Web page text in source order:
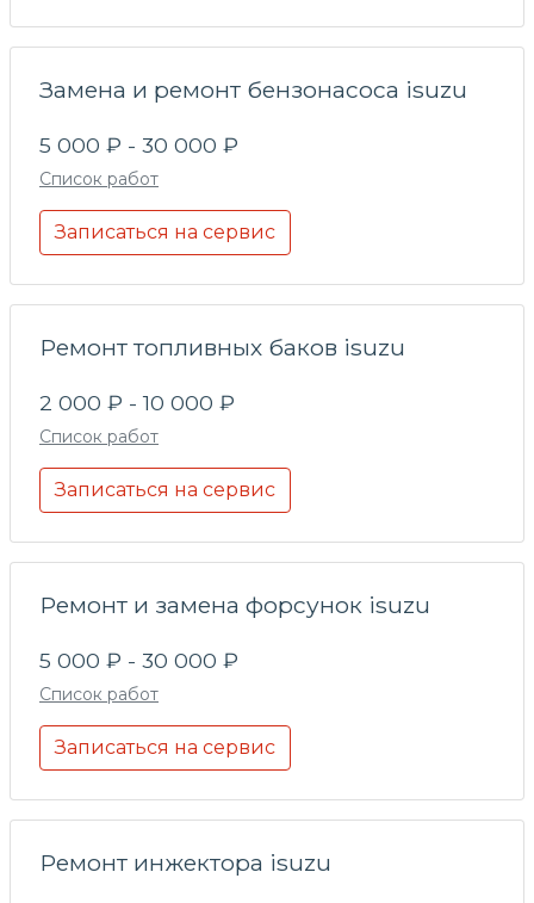
Замена и ремонт бензонасоса isuzu
5 000 ₽ - 30 000 ₽
Список работ
Записаться на сервис
Ремонт топливных баков isuzu
2 000 ₽ - 10 000 ₽
Список работ
Записаться на сервис
Ремонт и замена форсунок isuzu
5 000 ₽ - 30 000 ₽
Список работ
Записаться на сервис
Ремонт инжектора isuzu